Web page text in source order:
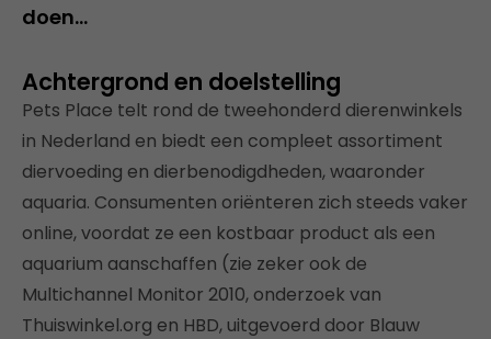
doen…
Achtergrond en doelstelling
Pets Place telt rond de tweehonderd dierenwinkels
in Nederland en biedt een compleet assortiment
diervoeding en dierbenodigdheden, waaronder
aquaria. Consumenten oriënteren zich steeds vaker
online, voordat ze een kostbaar product als een
aquarium aanschaffen (zie zeker ook de
Multichannel Monitor 2010, onderzoek van
Thuiswinkel.org en HBD, uitgevoerd door Blauw